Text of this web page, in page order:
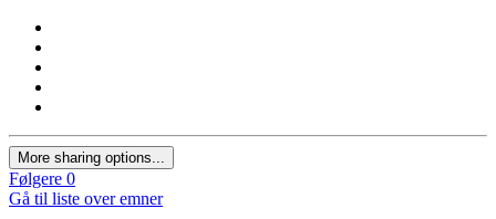
More sharing options...
Følgere 0
Gå til liste over emner